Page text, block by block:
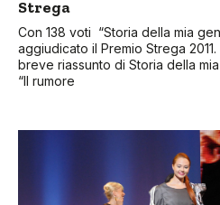
Strega
Con 138 voti “Storia della mia
aggiudicato il Premio Strega
breve riassunto di Storia della
“Il rumore